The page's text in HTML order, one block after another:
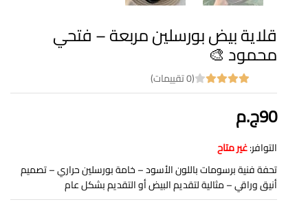
قلاية بيض بورسلين مربعة – فتحي
محمود 🎨
(0 تقييمات)
90ج.م
التوافر:غير متاح
تحفة فنية برسومات باللون الأسود – خامة بورسلين حراري – تصميم
أنيق وراقي – مثالية لتقديم البيض أو التقديم بشكل عام